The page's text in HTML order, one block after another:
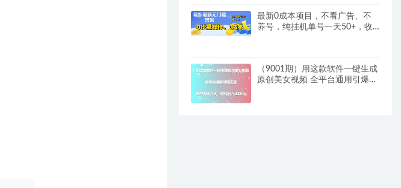
最新0成本项目，不看广告、不
养号，纯挂机单号一天50+，收
（9001期）用这款软件一键生成
原创美女视频 全平台通用引爆流